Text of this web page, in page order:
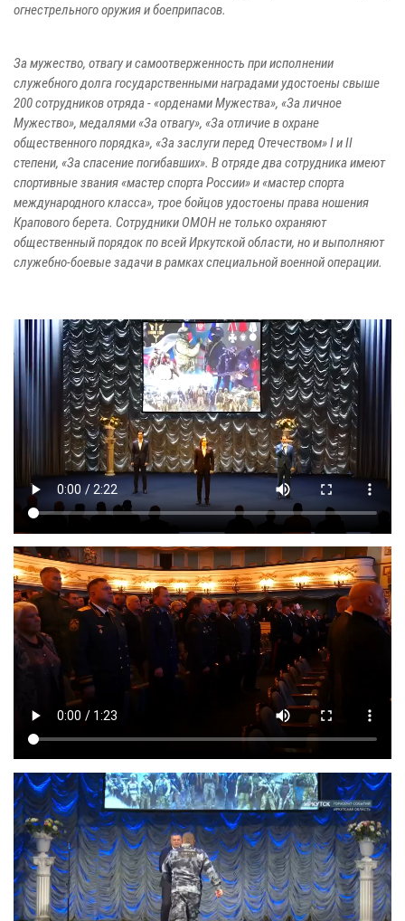
огнестрельного оружия и боеприпасов.
За мужество, отвагу и самоотверженность при исполнении
служебного долга государственными наградами удостоены свыше
200 сотрудников отряда - «орденами Мужества», «За личное
Мужество», медалями «За отвагу», «За отличие в охране
общественного порядка», «За заслуги перед Отечеством» I и II
степени, «За спасение погибавших». В отряде два сотрудника имеют
спортивные звания «мастер спорта России» и «мастер спорта
международного класса», трое бойцов удостоены права ношения
Крапового берета. Сотрудники ОМОН не только охраняют
общественный порядок по всей Иркутской области, но и выполняют
служебно-боевые задачи в рамках специальной военной операции.